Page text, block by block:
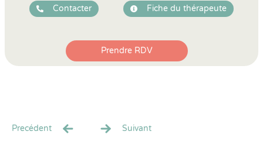
Contacter Fiche du thérapeute
Prendre RDV
Precédent Suivant